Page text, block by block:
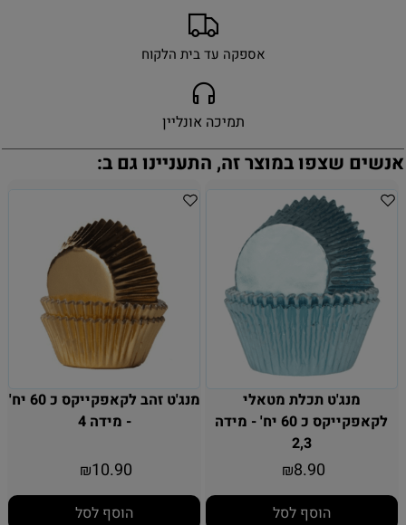
אספקה עד בית הלקוח
תמיכה אונליין
אנשים שצפו במוצר זה, התעניינו גם ב:
מנג'ט תכלת מטאלי
לקאפקייקס כ 60 יח' - מידה
2,3
₪8.90
הוסף לסל
מנג'ט זהב לקאפקייקס כ 60 יח'
- מידה 4
₪10.90
הוסף לסל